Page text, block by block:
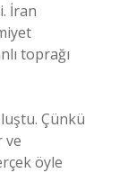
İran
toprağı
Çünkü
ve
öyle